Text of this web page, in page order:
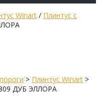
Winart / Плинтус с
> Плинтус Winart >
ДУБ ЭЛЛОРА